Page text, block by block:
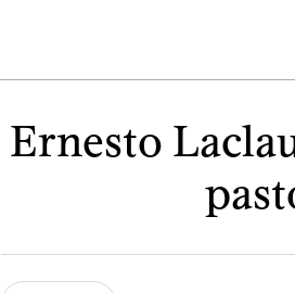
Ernesto